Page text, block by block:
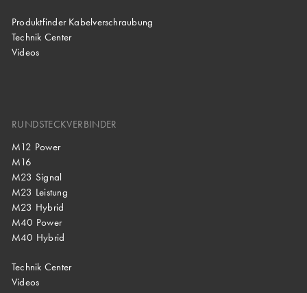
Produktfinder Kabelverschraubung
Technik Center
Videos
RUNDSTECKVERBINDER
M12 Power
M16
M23 Signal
M23 Leistung
M23 Hybrid
M40 Power
M40 Hybrid
Technik Center
Videos